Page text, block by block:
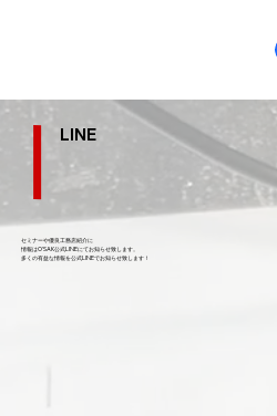
LINE
セミナーや優良工務店紹介に
情報はO'SAK公式LINEにてお知らせ致します。
​多くの有益な情報を公式LINEでお知らせ致します！